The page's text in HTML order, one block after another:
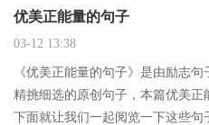
优美正能量的句子
03-12 13:38
《优美正能量的句子》是由励志
精挑细选的原创句子，本篇优美正
下面就让我们一起阅览一下这些